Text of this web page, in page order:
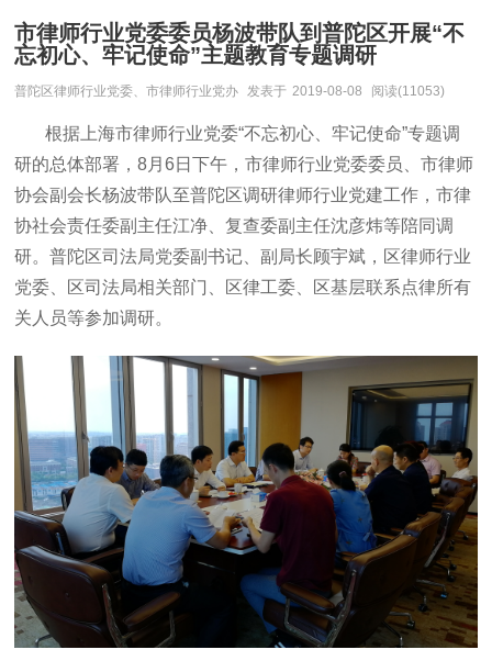
市律师行业党委委员杨波带队到普陀区开展“不
忘初心、牢记使命”主题教育专题调研
普陀区律师行业党委、市律师行业党办 发表于 2019-08-08 阅读(11053)
根据上海市律师行业党委“不忘初心、牢记使命”专题调
研的总体部署，8月6日下午，市律师行业党委委员、市律师
协会副会长杨波带队至普陀区调研律师行业党建工作，市律
协社会责任委副主任江净、复查委副主任沈彦炜等陪同调
研。普陀区司法局党委副书记、副局长顾宇斌，区律师行业
党委、区司法局相关部门、区律工委、区基层联系点律所有
关人员等参加调研。